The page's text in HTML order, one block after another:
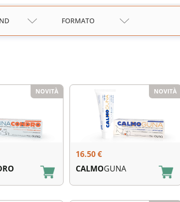
FORMATO
NOVITÀ NOVITÀ
16.50€
CALMOGUNA